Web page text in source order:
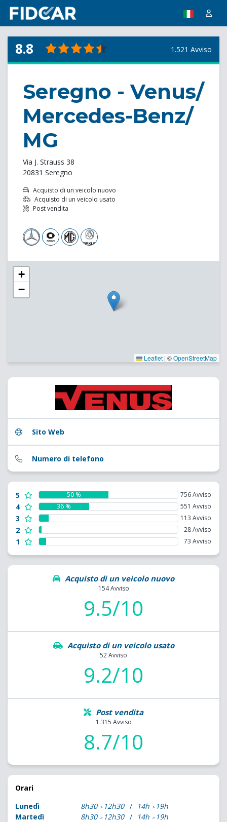
8.8 1.521 Avviso
Seregno - Venus/
Mercedes-Benz/
MG
Via J. Strauss 38
20831 Seregno
Acquisto di un veicolo nuovo
Acquisto di un veicolo usato
Post vendita
+
−
Leaflet | ©OpenStreetMap
Sito Web
Numero di telefono
5 50 % 756 Avviso
4 36 % 551 Avviso
3 113 Avviso
2 28 Avviso
1 73 Avviso
Acquisto di un veicolo nuovo
154 Avviso
9.5/10
Acquisto di un veicolo usato
52 Avviso
9.2/10
Post vendita
1.315 Avviso
8.7/10
Orari
Lunedì
8h30 12h30 14h
19h
Martedì
8h30 12h30 14h
19h